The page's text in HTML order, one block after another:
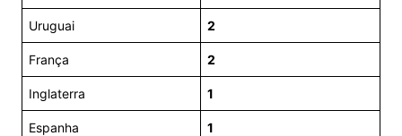
Uruguai 2
França 2
Inglaterra 1
Espanha 1